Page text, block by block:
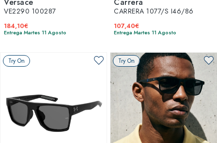
VE2290 100287
184,10€
Entrega Martes 11 Agosto
CARRERA 1077/S I46/86
107,40€
Entrega Martes 11 Agosto
Try On Try On